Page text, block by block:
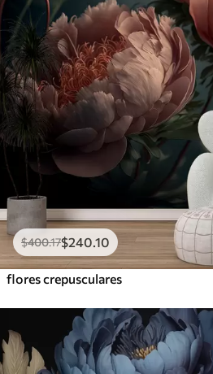
$400.17$240.10
flores crepusculares